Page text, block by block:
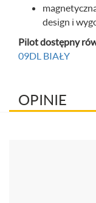
design i
Pilot dostępny
09DL BIAŁY
OPINIE